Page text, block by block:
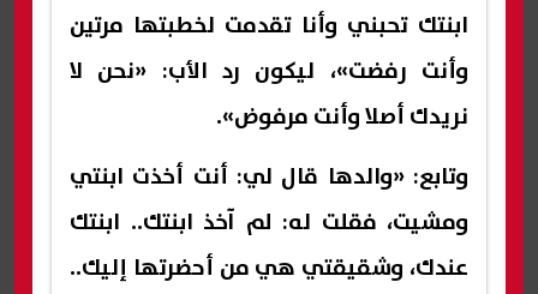
ابنتك تحبني وأنا تقدمت لخطبتها مرتين
وأنت رفضت»، ليكون رد الأب: «نحن لا
نريدك أصلا وأنت مرفوض».
وتابع: «والدها قال لي: أنت أخذت ابنتي
ومشيت، فقلت له: لم آخذ ابنتك.. ابنتك
عندك، وشقيقتي هي من أحضرتها إليك..